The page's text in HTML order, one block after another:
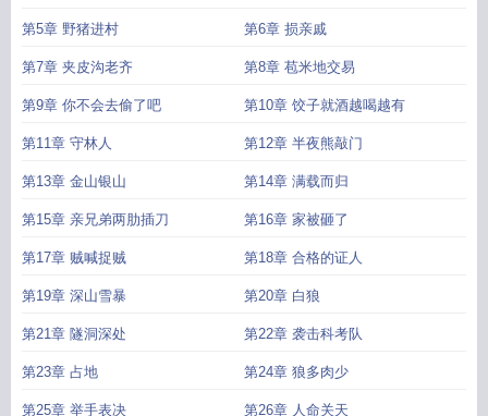
第5章 野猪进村 第6章 损亲戚
第7章 夹皮沟老齐 第8章 苞米地交易
第9章 你不会去偷了吧 第10章 饺子就酒越喝越有
第11章 守林人 第12章 半夜熊敲门
第13章 金山银山 第14章 满载而归
第15章 亲兄弟两肋插刀 第16章 家被砸了
第17章 贼喊捉贼 第18章 合格的证人
第19章 深山雪暴 第20章 白狼
第21章 隧洞深处 第22章 袭击科考队
第23章 占地 第24章 狼多肉少
第25章 举手表决 第26章 人命关天